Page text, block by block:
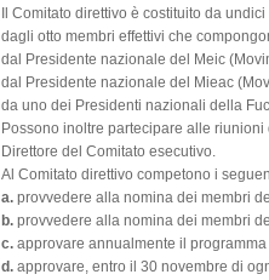
Il Comitato direttivo è costituito da
dagli otto membri effettivi che
dal Presidente nazionale del Meic
dal Presidente nazionale del Mieac
da uno dei Presidenti nazionali della
Possono inoltre partecipare alle
Direttore del Comitato esecutivo.
Al Comitato direttivo competono i
a. provvedere alla nomina dei membri
b. provvedere alla nomina dei membri
c. approvare annualmente il
d. approvare, entro il 30 novembre di